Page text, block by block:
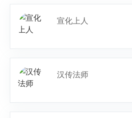
宣化上人
汉传法师